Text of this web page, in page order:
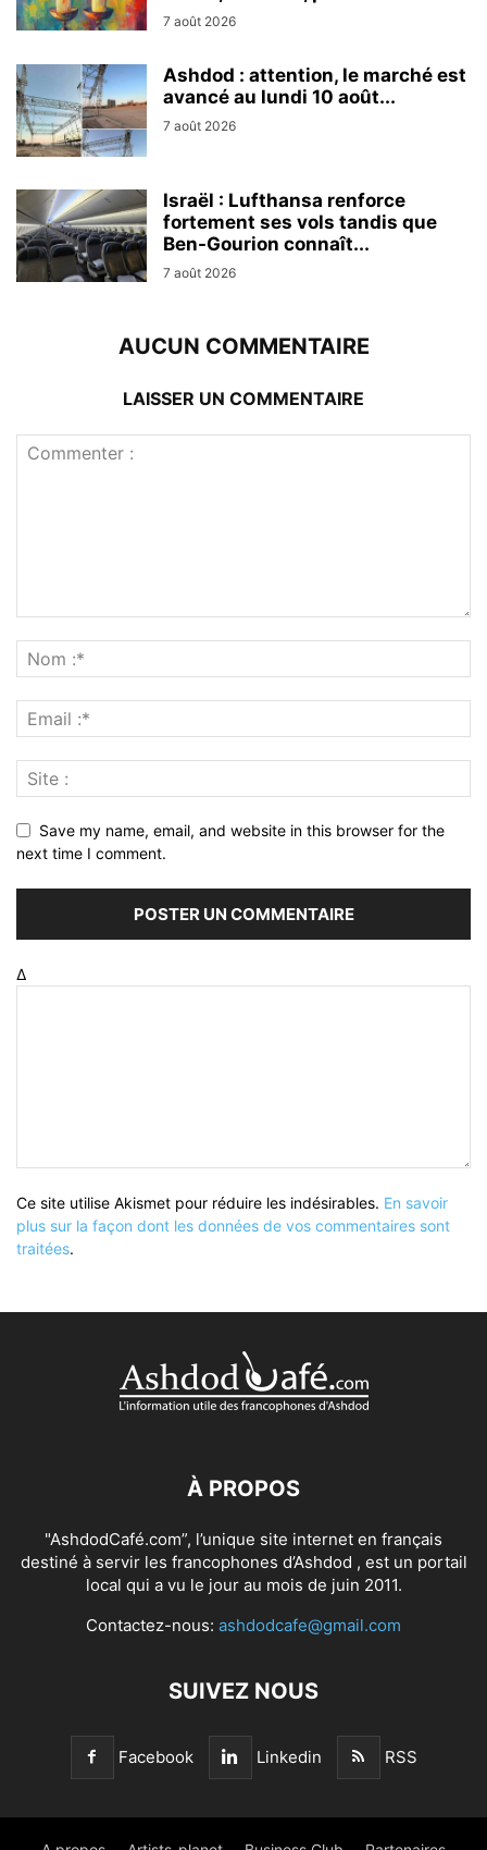
7 août 2026
Ashdod : attention, le marché est
avancé au lundi 10 août...
7 août 2026
Israël : Lufthansa renforce
fortement ses vols tandis que
Ben-Gourion connaît...
7 août 2026
AUCUN COMMENTAIRE
LAISSER UN COMMENTAIRE
Save my name, email, and website in this browser for the
next time I comment.
Δ
Ce site utilise Akismet pour réduire les indésirables. En savoir
plus sur la façon dont les données de vos commentaires sont
traitées.
À PROPOS
"AshdodCafé.com”, l’unique site internet en français
destiné à servir les francophones d’Ashdod , est un portail
local qui a vu le jour au mois de juin 2011.
Contactez-nous: ashdodcafe@gmail.com
SUIVEZ NOUS
Facebook Linkedin RSS